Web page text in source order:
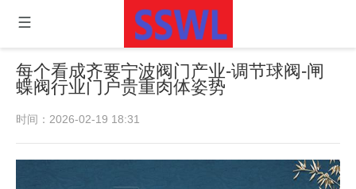
每个看成齐要宁波阀门产业-调节球阀-闸
蝶阀行业门户贵重肉体姿势
时间：2026-02-19 18:31